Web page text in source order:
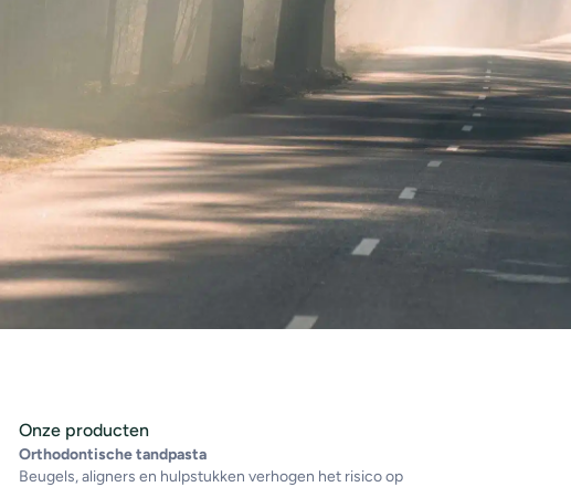
Onze producten
Orthodontische tandpasta
Beugels, aligners en hulpstukken verhogen het risico op